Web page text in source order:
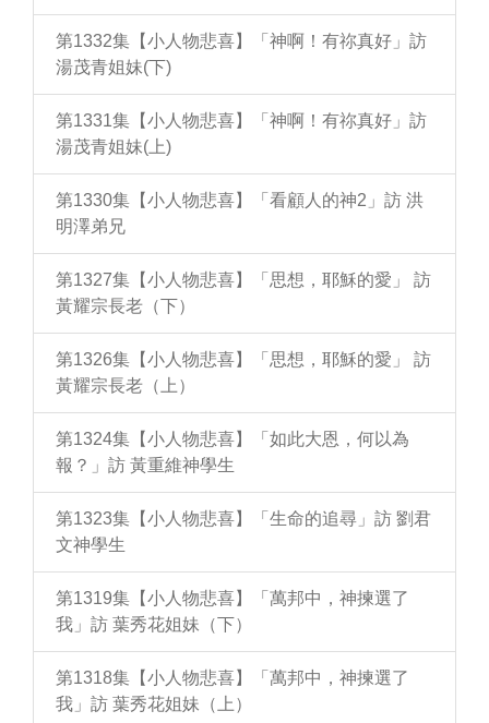
第1332集【小人物悲喜】「神啊！有祢真好」訪
湯茂青姐妹(下)
第1331集【小人物悲喜】「神啊！有祢真好」訪
湯茂青姐妹(上)
第1330集【小人物悲喜】「看顧人的神2」訪 洪
明澤弟兄
第1327集【小人物悲喜】「思想，耶穌的愛」 訪
黃耀宗長老（下）
第1326集【小人物悲喜】「思想，耶穌的愛」 訪
黃耀宗長老（上）
第1324集【小人物悲喜】「如此大恩，何以為
報？」訪 黃重維神學生
第1323集【小人物悲喜】「生命的追尋」訪 劉君
文神學生
第1319集【小人物悲喜】「萬邦中，神揀選了
我」訪 葉秀花姐妹（下）
第1318集【小人物悲喜】「萬邦中，神揀選了
我」訪 葉秀花姐妹（上）